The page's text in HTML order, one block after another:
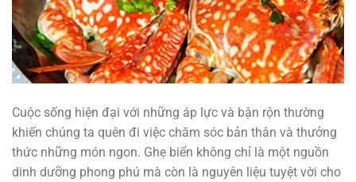
Cuộc sống hiện đại với những áp lực và bận rộn thường
khiến chúng ta quên đi việc chăm sóc bản thân và thưởng
thức những món ngon. Ghẹ biển không chỉ là một nguồn
dinh dưỡng phong phú mà còn là nguyên liệu tuyệt vời cho